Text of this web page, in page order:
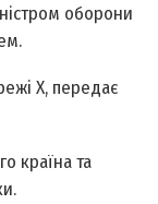
оборони
Х, передає
країна та